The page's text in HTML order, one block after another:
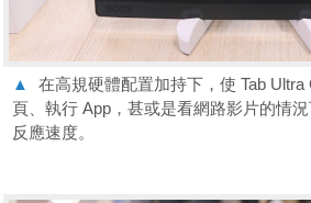
▲
在高規硬體配置加持下，使 Tab
頁、執行 App，甚或是看網路影片的情
反應速度。